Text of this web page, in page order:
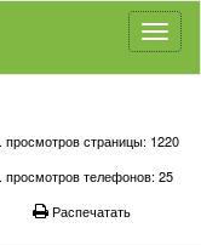
просмотров страницы: 1220
просмотров телефонов: 25
Распечатать